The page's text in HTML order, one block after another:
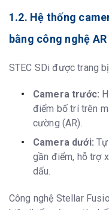
Giao diện
Nút bấm
1
Pin
Thời gian
Thông số vật lý
Kích thước
Trọng lượng
Nhiệt độ bảo
-
1.2. Hệ thống
bằng công nghệ AR
STEC SDi được trang
Camera trước:
điểm bố trí trên
cường (AR).
Camera dưới:
gần điểm, hỗ trợ
dấu.
Công nghệ Stellar